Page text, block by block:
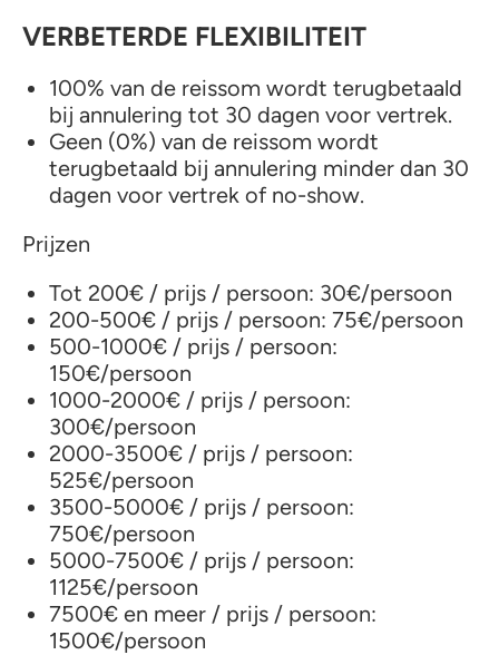
VERBETERDE FLEXIBILITEIT
100% van de reissom wordt terugbetaald
bij annulering tot 30 dagen voor vertrek.
Geen (0%) van de reissom wordt
terugbetaald bij annulering minder dan 30
dagen voor vertrek of no-show.
Prijzen
Tot 200€ / prijs / persoon: 30€/persoon
200-500€ / prijs / persoon: 75€/persoon
500-1000€ / prijs / persoon:
150€/persoon
1000-2000€ / prijs / persoon:
300€/persoon
2000-3500€ / prijs / persoon:
525€/persoon
3500-5000€ / prijs / persoon:
750€/persoon
5000-7500€ / prijs / persoon:
1125€/persoon
7500€ en meer / prijs / persoon:
1500€/persoon